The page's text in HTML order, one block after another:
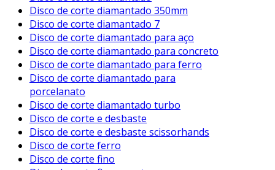
Disco de corte diamantado 350mm
Disco de corte diamantado 7
Disco de corte diamantado para aço
Disco de corte diamantado para concreto
Disco de corte diamantado para ferro
Disco de corte diamantado para
porcelanato
Disco de corte diamantado turbo
Disco de corte e desbaste
Disco de corte e desbaste scissorhands
Disco de corte ferro
Disco de corte fino